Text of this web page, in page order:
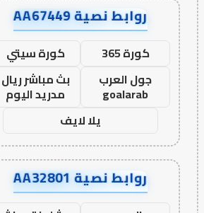
روابط نصية AA67449
كورة 365
كورة سيتي
جول العرب
goalarab
بث مباشر ريال
مدريد اليوم
يلا لايف
روابط نصية AA32801